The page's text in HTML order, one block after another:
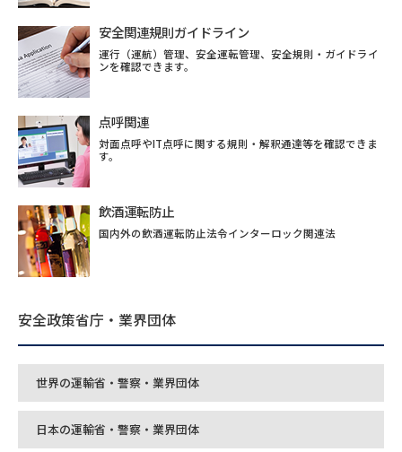
安全関連規則ガイドライン
運行（運航）管理、安全運転管理、安全規則・ガイドライ
ンを確認できます。
点呼関連
対面点呼やIT点呼に関する規則・解釈通達等を確認できま
す。
飲酒運転防止
国内外の飲酒運転防止法令インターロック関連法
安全政策省庁・業界団体
世界の運輸省・警察・業界団体
日本の運輸省・警察・業界団体